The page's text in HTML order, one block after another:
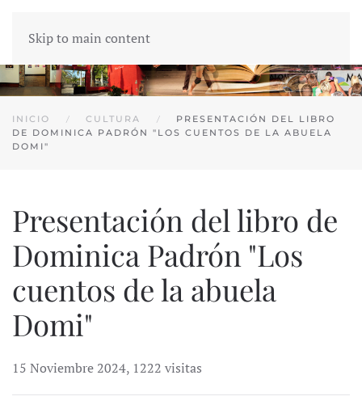
Skip to main content
INICIO CULTURA
PRESENTACIÓN DEL LIBRO
DE DOMINICA PADRÓN "LOS CUENTOS DE LA ABUELA
DOMI"
Presentación del libro de
Dominica Padrón "Los
cuentos de la abuela
Domi"
15 Noviembre 2024, 1222 visitas